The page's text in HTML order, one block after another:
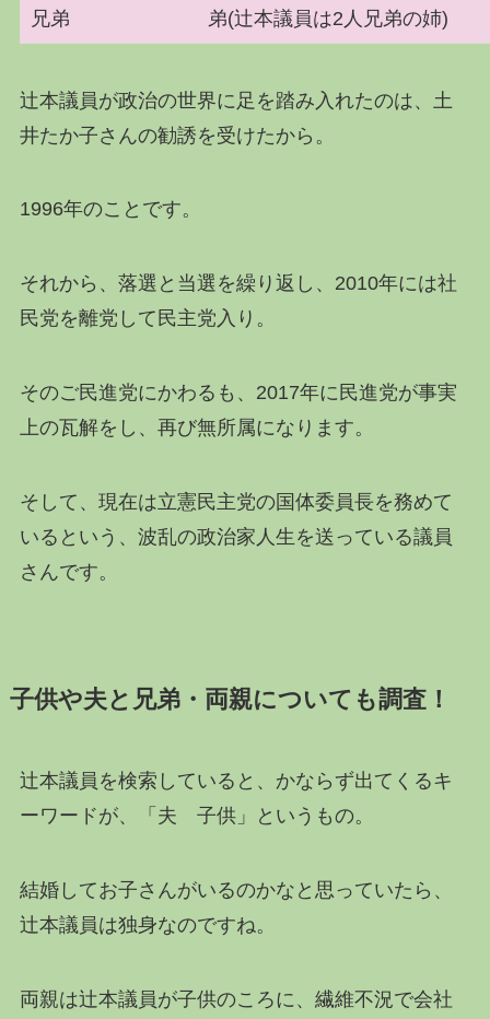
兄弟 弟(辻本議員は2人兄弟の姉)
辻本議員が政治の世界に足を踏み入れたのは、土
井たか子さんの勧誘を受けたから。
1996年のことです。
それから、落選と当選を繰り返し、2010年には社
民党を離党して民主党入り。
そのご民進党にかわるも、2017年に民進党が事実
上の瓦解をし、再び無所属になります。
そして、現在は立憲民主党の国体委員長を務めて
いるという、波乱の政治家人生を送っている議員
さんです。
子供や夫と兄弟・両親についても調査！
辻本議員を検索していると、かならず出てくるキ
ーワードが、「夫 子供」というもの。
結婚してお子さんがいるのかなと思っていたら、
辻本議員は独身なのですね。
両親は辻本議員が子供のころに、繊維不況で会社